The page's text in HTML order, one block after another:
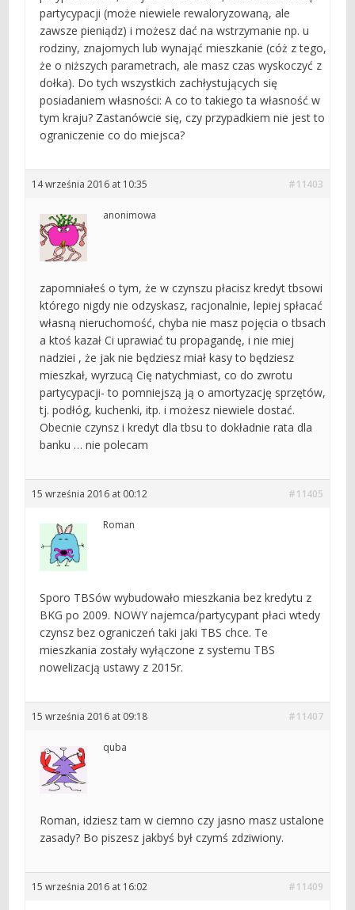
partycypacji (może niewiele rewaloryzowaną, ale
zawsze pieniądz) i możesz dać na wstrzymanie np. u
rodziny, znajomych lub wynająć mieszkanie (cóż z tego,
że o niższych parametrach, ale masz czas wyskoczyć z
dołka). Do tych wszystkich zachłystujących się
posiadaniem własności: A co to takiego ta własność w
tym kraju? Zastanówcie się, czy przypadkiem nie jest to
ograniczenie co do miejsca?
14 września 2016 at 10:35 #11403
anonimowa
zapomniałeś o tym, że w czynszu płacisz kredyt tbsowi
którego nigdy nie odzyskasz, racjonalnie, lepiej spłacać
własną nieruchomość, chyba nie masz pojęcia o tbsach
a ktoś kazał Ci uprawiać tu propagandę, i nie miej
nadziei , że jak nie będziesz miał kasy to będziesz
mieszkał, wyrzucą Cię natychmiast, co do zwrotu
partycypacji- to pomniejszą ją o amortyzację sprzętów,
tj. podłóg, kuchenki, itp. i możesz niewiele dostać.
Obecnie czynsz i kredyt dla tbsu to dokładnie rata dla
banku … nie polecam
15 września 2016 at 00:12 #11405
Roman
Sporo TBSów wybudowało mieszkania bez kredytu z
BKG po 2009. NOWY najemca/partycypant płaci wtedy
czynsz bez ograniczeń taki jaki TBS chce. Te
mieszkania zostały wyłączone z systemu TBS
nowelizacją ustawy z 2015r.
15 września 2016 at 09:18 #11407
quba
Roman, idziesz tam w ciemno czy jasno masz ustalone
zasady? Bo piszesz jakbyś był czymś zdziwiony.
15 września 2016 at 16:02 #11409